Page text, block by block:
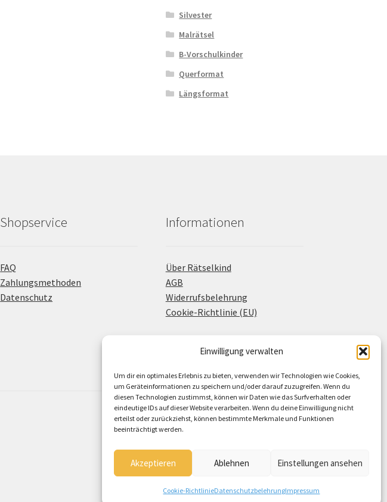
Einwilligung verwalten
Um dir ein optimales Erlebnis zu bieten, verwenden wir Technologien wie Cookies,
um Geräteinformationen zu speichern und/oder darauf zuzugreifen. Wenn du
diesen Technologien zustimmst, können wir Daten wie das Surfverhalten oder
eindeutige IDs auf dieser Website verarbeiten. Wenn du deine Einwilligung nicht
erteilst oder zurückziehst, können bestimmte Merkmale und Funktionen
beeinträchtigt werden.
Akzeptieren Ablehnen Einstellungen ansehen
Cookie-RichtlinieDatenschutzbelehrungImpressum
Silvester
Malrätsel
B-Vorschulkinder
Querformat
Längsformat
Shopservice
FAQ
Zahlungsmethoden
Datenschutz
Informationen
Über Rätselkind
AGB
Widerrufsbelehrung
Cookie-Richtlinie (EU)